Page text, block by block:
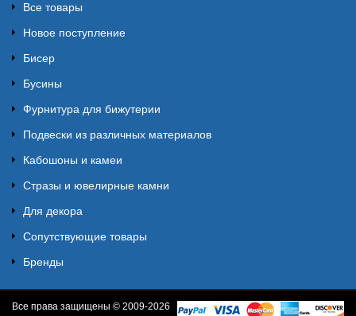
Все товары
Новое поступление
Бисер
Бусины
Фурнитура для бижутерии
Подвески из различных материалов
Кабошоны и камеи
Стразы и ювелирные камни
Для декора
Сопутствующие товары
Бренды
Все права защищены © 2009-2026